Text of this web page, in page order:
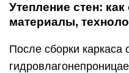
Утепление стен:
материалы,
После сборки каркаса